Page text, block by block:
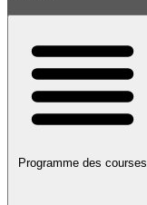
Programme des courses